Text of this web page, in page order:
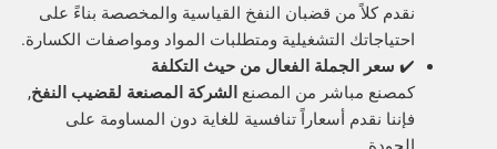
كلاً من قضبان النفخ القياسية والمخصصة بناءً على
التشغيلية ومتطلبات المواد ومواصفات الكسارة.
سعر الجملة الفعال من حيث التكلفة
مباشر من المصنع الشركة المصنعة لقضيب النفخ,
نقدم أسعاراً تنافسية للغاية دون المساومة على